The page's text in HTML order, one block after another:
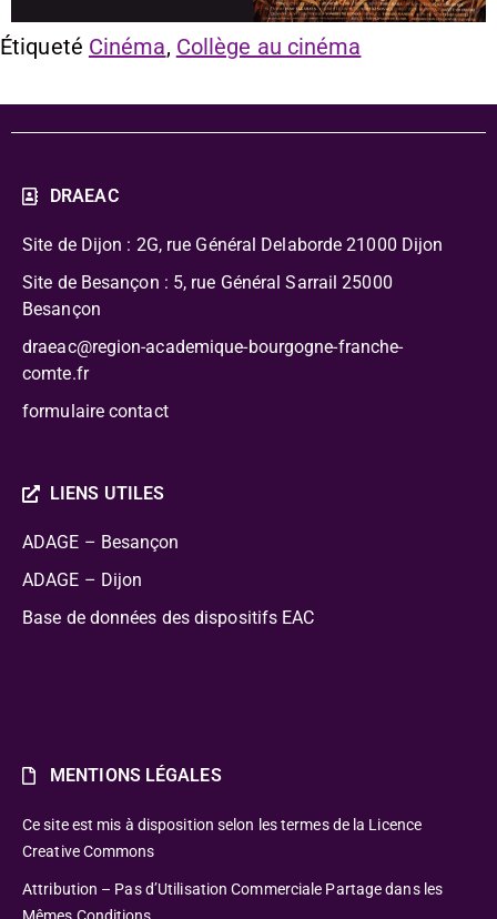
Étiqueté Cinéma, Collège au cinéma
DRAEAC
Site de Dijon : 2G, rue Général Delaborde 21000 Dijon
Site de Besançon : 5, rue Général Sarrail 25000
Besançon
draeac@region-academique-bourgogne-franche-
comte.fr
formulaire contact
LIENS UTILES
ADAGE – Besançon
ADAGE – Dijon
Base de données des dispositifs EAC
MENTIONS LÉGALES
Ce site est mis à disposition selon les termes de la Licence
Creative Commons
Attribution – Pas d’Utilisation Commerciale Partage dans les